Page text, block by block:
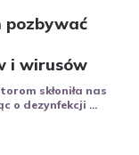
pozbywać
i wirusów
skłoniła nas
o dezynfekcji ...